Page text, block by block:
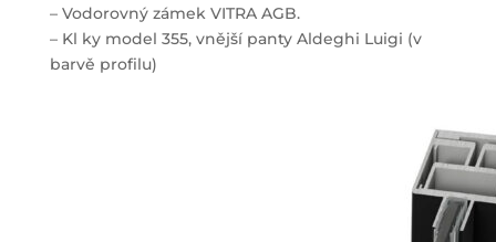
– Vodorovný zámek VITRA AGB.
– Kl ky model 355, vnější panty Aldeghi Luigi (v
barvě profilu)